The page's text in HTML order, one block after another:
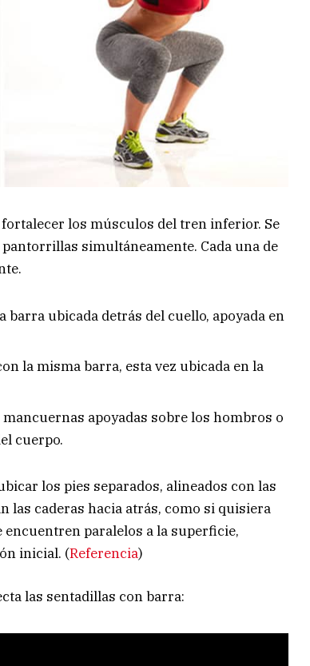
los músculos del tren inferior. Se
simultáneamente. Cada una de
ubicada detrás del cuello, apoyada en
la misma barra, esta vez ubicada en la
apoyadas sobre los hombros o
cuerpo.
los pies separados, alineados con las
las caderas hacia atrás, como si quisiera
encuentren paralelos a la superficie,
inicial. (Referencia)
las sentadillas con barra: